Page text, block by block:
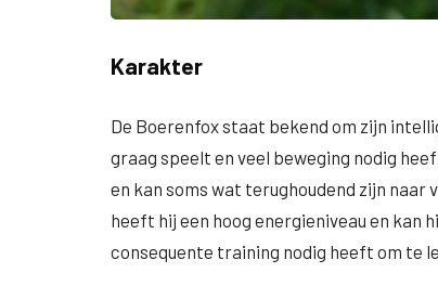
Karakter
De Boerenfox staat bekend om zijn
graag speelt en veel beweging nodig
en kan soms wat terughoudend zijn naar
heeft hij een hoog energieniveau en kan
consequente training nodig heeft om te